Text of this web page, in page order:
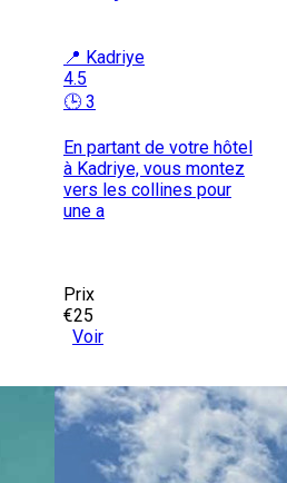
📍 Kadriye
4.5
🕒 3
En partant de votre hôtel
à Kadriye, vous montez
vers les collines pour
une a
Prix
€25
Voir